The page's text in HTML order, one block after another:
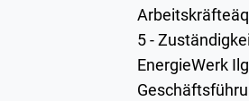
5 -
EnergieWerk